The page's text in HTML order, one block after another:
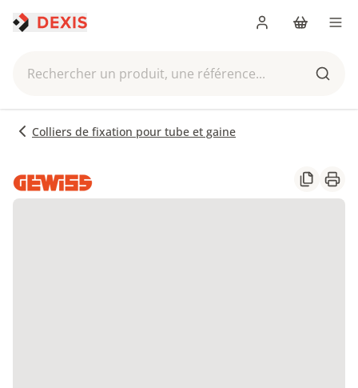
Rechercher un produit, une référence...
Panier
Colliers de fixation pour tube et gaine
Partager